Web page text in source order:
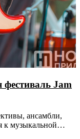
фестиваль Jam
ансамбли,
к музыкальной